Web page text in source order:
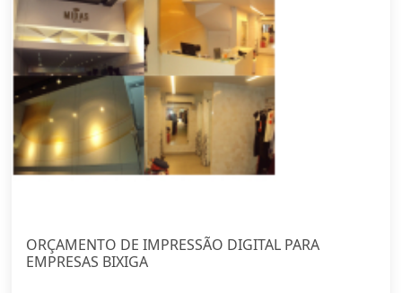
ORÇAMENTO DE IMPRESSÃO DIGITAL PARA
EMPRESAS BIXIGA